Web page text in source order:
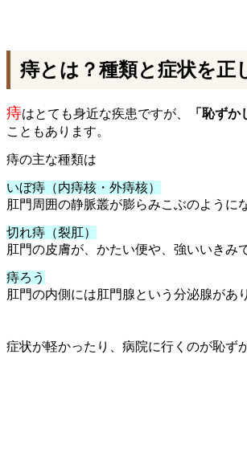
痔とは？種類と症状を正
痔はとても身近な疾患ですが、 「恥ずか
こともあります。
痔の主な種類は
いぼ痔（内痔核・外痔核）
肛門周囲の静脈叢が膨らみこぶのように
切れ痔（裂肛）
肛門の皮膚が、かたい便や、 強いいきみ
痔ろう
肛門の内側には肛門腺という分泌腺があ
症状が軽かったり、病院に行くのが恥ず